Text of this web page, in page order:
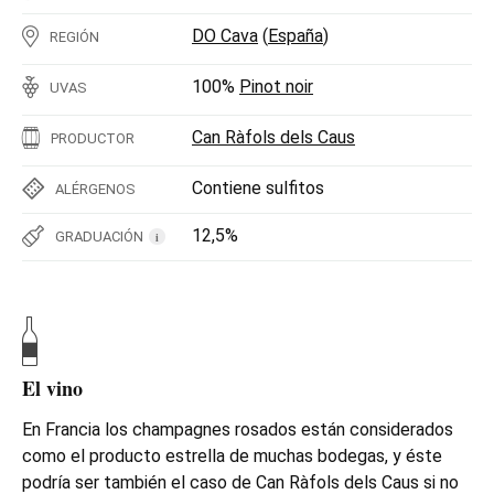
REGIÓN DO Cava (España)
UVAS 100% Pinot noir
PRODUCTOR Can Ràfols dels Caus
ALÉRGENOS Contiene sulfitos
GRADUACIÓN i 12,5%
El vino
En Francia los champagnes rosados están considerados
como el producto estrella de muchas bodegas, y éste
podría ser también el caso de Can Ràfols dels Caus si no